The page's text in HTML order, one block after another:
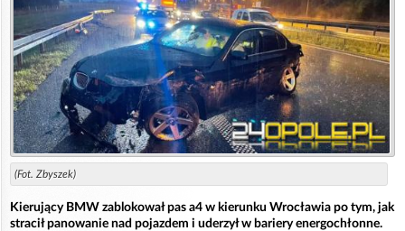
(Fot. Zbyszek)
Kierujący BMW zablokował pas a4 w kierunku Wrocławia po tym, jak
stracił panowanie nad pojazdem i uderzył w bariery energochłonne.